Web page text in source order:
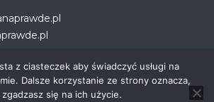
z ciasteczek aby świadczyć usługi na
Dalsze korzystanie ze strony oznacza,
zgadzasz się na ich użycie.